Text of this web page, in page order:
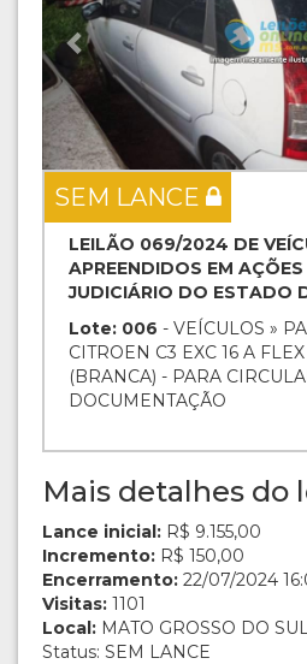
SEM LANCE
LEILÃO 069/2024 DE
APREENDIDOS EM
JUDICIÁRIO DO ESTADO
Lote: 006 - VEÍCULOS »
CITROEN C3 EXC 16 A
(BRANCA) - PARA
DOCUMENTAÇÃO
Mais detalhes do
Lance inicial: R$ 9.155,00
Incremento: R$ 150,00
Encerramento: 22/07/2024
Visitas: 1101
Local: MATO GROSSO DO
Status: SEM LANCE